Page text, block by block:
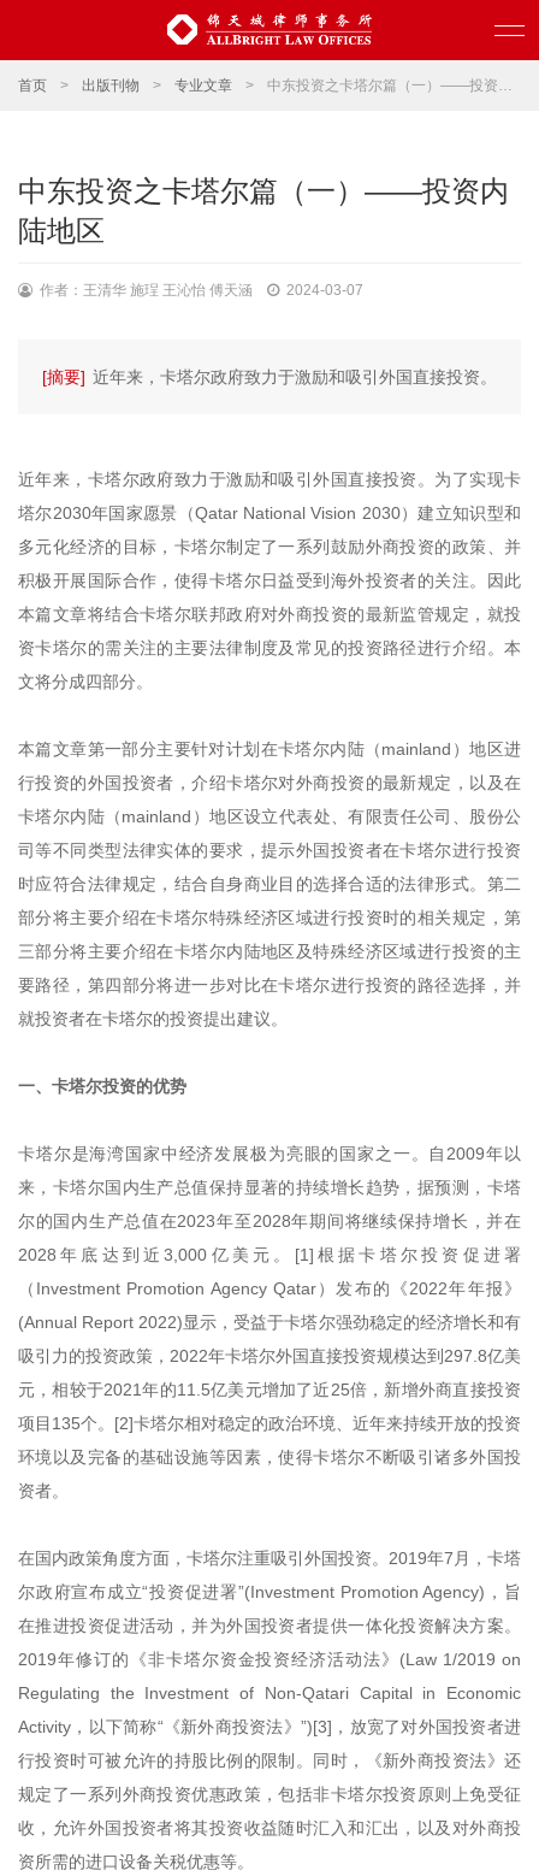
首页 > 出版刊物 > 专业文章 > 中东投资之卡塔尔篇（一）——投资内陆地区
中东投资之卡塔尔篇（一）——投资内
陆地区
作者：王清华 施珵 王沁怡 傅天涵 2024-03-07
[摘要] 近年来，卡塔尔政府致力于激励和吸引外国直接投资。
近年来，卡塔尔政府致力于激励和吸引外国直接投资。为了实现卡
塔尔2030年国家愿景（Qatar National Vision 2030）建立知识型和
多元化经济的目标，卡塔尔制定了一系列鼓励外商投资的政策、并
积极开展国际合作，使得卡塔尔日益受到海外投资者的关注。因此
本篇文章将结合卡塔尔联邦政府对外商投资的最新监管规定，就投
资卡塔尔的需关注的主要法律制度及常见的投资路径进行介绍。本
文将分成四部分。
本篇文章第一部分主要针对计划在卡塔尔内陆（mainland）地区进
行投资的外国投资者，介绍卡塔尔对外商投资的最新规定，以及在
卡塔尔内陆（mainland）地区设立代表处、有限责任公司、股份公
司等不同类型法律实体的要求，提示外国投资者在卡塔尔进行投资
时应符合法律规定，结合自身商业目的选择合适的法律形式。第二
部分将主要介绍在卡塔尔特殊经济区域进行投资时的相关规定，第
三部分将主要介绍在卡塔尔内陆地区及特殊经济区域进行投资的主
要路径，第四部分将进一步对比在卡塔尔进行投资的路径选择，并
就投资者在卡塔尔的投资提出建议。
一、卡塔尔投资的优势
卡塔尔是海湾国家中经济发展极为亮眼的国家之一。自2009年以
来，卡塔尔国内生产总值保持显著的持续增长趋势，据预测，卡塔
尔的国内生产总值在2023年至2028年期间将继续保持增长，并在
2028年底达到近3,000亿美元。[1]根据卡塔尔投资促进署
（Investment Promotion Agency Qatar）发布的《2022年年报》
(Annual Report 2022)显示，受益于卡塔尔强劲稳定的经济增长和有
吸引力的投资政策，2022年卡塔尔外国直接投资规模达到297.8亿美
元，相较于2021年的11.5亿美元增加了近25倍，新增外商直接投资
项目135个。[2]卡塔尔相对稳定的政治环境、近年来持续开放的投资
环境以及完备的基础设施等因素，使得卡塔尔不断吸引诸多外国投
资者。
在国内政策角度方面，卡塔尔注重吸引外国投资。2019年7月，卡塔
尔政府宣布成立“投资促进署”(Investment Promotion Agency)，旨
在推进投资促进活动，并为外国投资者提供一体化投资解决方案。
2019年修订的《非卡塔尔资金投资经济活动法》(Law 1/2019 on
Regulating the Investment of Non-Qatari Capital in Economic
Activity，以下简称“《新外商投资法》”)[3]，放宽了对外国投资者进
行投资时可被允许的持股比例的限制。同时，《新外商投资法》还
规定了一系列外商投资优惠政策，包括非卡塔尔投资原则上免受征
收，允许外国投资者将其投资收益随时汇入和汇出，以及对外商投
资所需的进口设备关税优惠等。